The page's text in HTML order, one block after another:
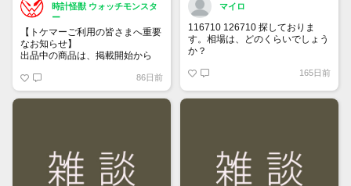
時計怪獣 ウォッチモンスタ
ー
【トケマーご利用の皆さまへ重要
なお知らせ】
出品中の商品は、掲載開始から
「下書き」へ戻ります。
トップページでお気に入り登録が
できるようになりました。
86日前
マイロ
116710 126710 探しておりま
す。相場は、どのくらいでしょう
か？
165日前